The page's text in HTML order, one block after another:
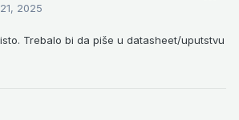
2025
Trebalo bi da piše u datasheet/uputstvu